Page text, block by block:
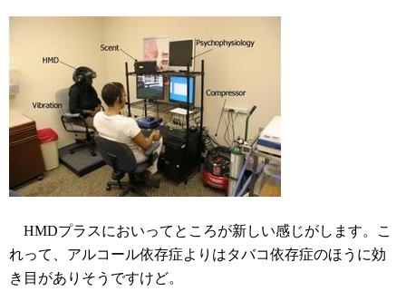
HMDプラスにおいってところが新しい感じがします。こ
れって、アルコール依存症よりはタバコ依存症のほうに効
き目がありそうですけど。